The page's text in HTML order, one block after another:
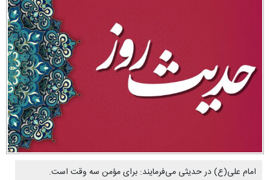
امام علی(ع) در حدیثی می‌فرمایند: برای مؤمن سه وقت است.